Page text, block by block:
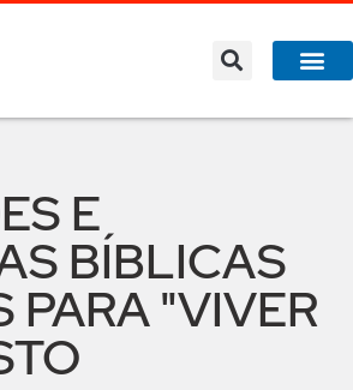
E
BÍBLICAS
PARA "VIVER